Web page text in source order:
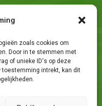
zoals cookies om
Door in te stemmen met
of unieke ID's op deze
intrekt, kan dit